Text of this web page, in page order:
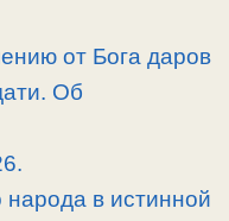
от Бога даров
Об
народа в истинной